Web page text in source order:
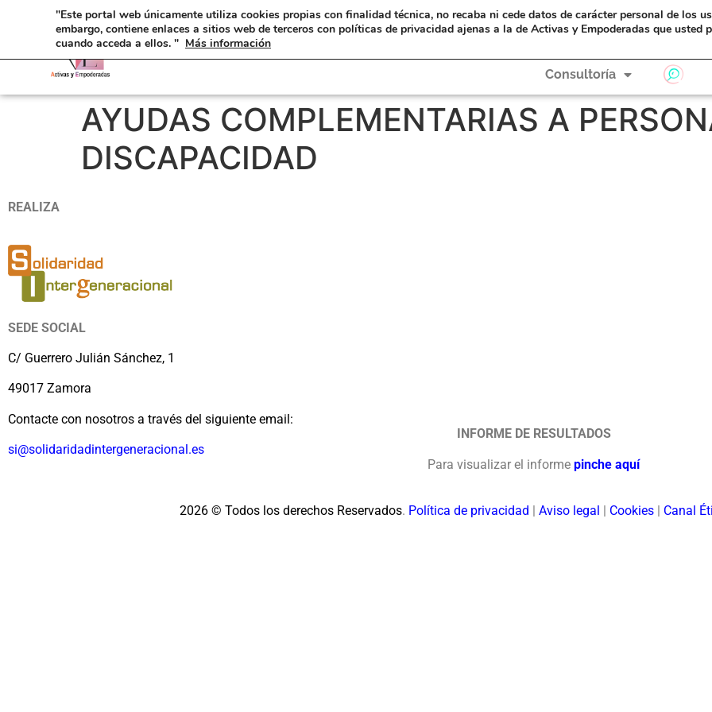
eAyudas Formación A Hombros de Gigantas
Consultoría
AYUDAS COMPLEMENTARIAS A
DISCAPACIDAD
REALIZA
SEDE SOCIAL
C/ Guerrero Julián Sánchez, 1
49017 Zamora
Contacte con nosotros a través del siguiente email:
si@solidaridadintergeneracional.es
INFORME DE RESULTADOS
Para visualizar el informe pinche aquí
2026 © Todos los derechos Reservados. Política de privacidad | Aviso legal | Cookies | Canal
"Este portal web únicamente utiliza cookies propias con finalidad técnica, no recaba ni cede datos de carácter personal de los
embargo, contiene enlaces a sitios web de terceros con políticas de privacidad ajenas a la de Activas y Empoderadas que usted
cuando acceda a ellos. " Más información